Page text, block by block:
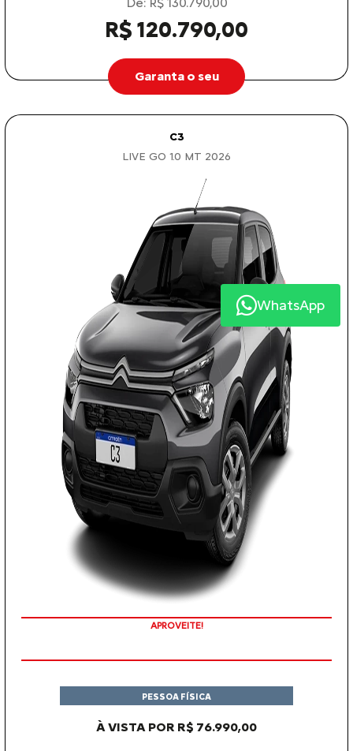
R$ 120.790,00
Garanta o seu
C3
LIVE GO 1.0 MT 2026
APROVEITE!
À VISTA POR R$ 76.990,00
PESSOA FÍSICA
WhatsApp